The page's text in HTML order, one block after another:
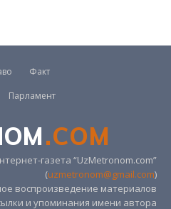
Факт
Парламент
.COM
газета “UzMetronom.com”
(uzmetronom@gmail.com)
воспроизведение материалов
и упоминания имени автора